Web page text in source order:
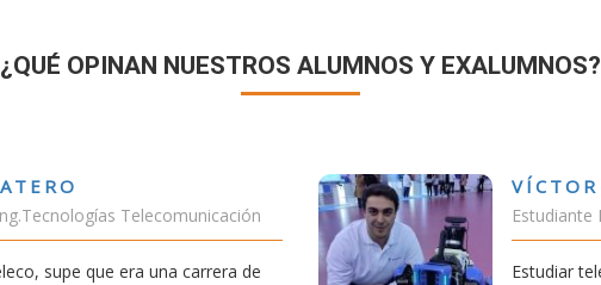
¿QUÉ OPINAN NUESTROS ALUMNOS Y EXALUMNOS?
VÍCTOR SÁNCHEZ VALENCIA
Estudiante Doble Grado Teleco-ADE
Estudiar teleco me ha permitido comprender cómo la